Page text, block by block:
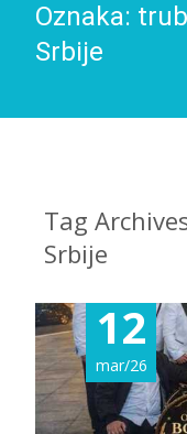
Oznaka:
Srbije
Tag
Srbije
12
mar/26